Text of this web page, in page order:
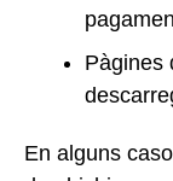
Pàgines
En alguns